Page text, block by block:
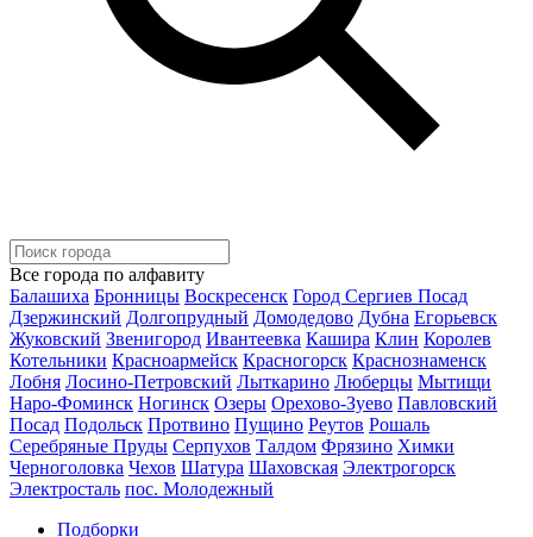
Все города по алфавиту
Балашиха Бронницы Воскресенск Город Сергиев Посад
Дзержинский Долгопрудный Домодедово Дубна Егорьевск
Жуковский Звенигород Ивантеевка Кашира Клин Королев
Котельники Красноармейск Красногорск Краснознаменск
Лобня Лосино-Петровский Лыткарино Люберцы Мытищи
Наро-Фоминск Ногинск Озеры Орехово-Зуево Павловский
Посад Подольск Протвино Пущино Реутов Рошаль
Серебряные Пруды Серпухов Талдом Фрязино Химки
Черноголовка Чехов Шатура Шаховская Электрогорск
Электросталь пос. Молодежный
Подборки